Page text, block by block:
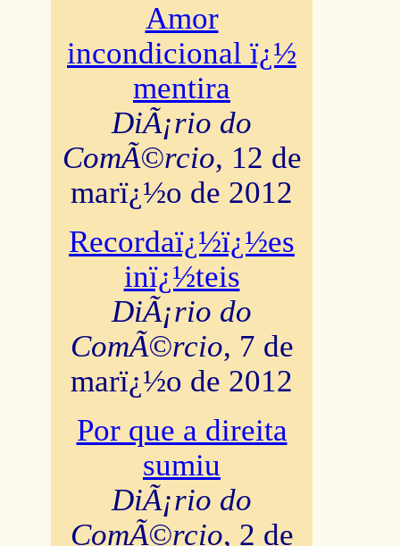
Amor
incondicional ï¿½
mentira
DiÃ¡rio do
ComÃ©rcio, 12 de
marï¿½o de 2012
Recordaï¿½ï¿½es
inï¿½teis
DiÃ¡rio do
ComÃ©rcio, 7 de
marï¿½o de 2012
Por que a direita
sumiu
DiÃ¡rio do
ComÃ©rcio, 2 de